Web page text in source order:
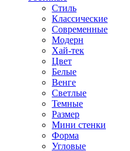
Стиль
Классические
Современные
Модерн
Хай-тек
Цвет
Белые
Венге
Светлые
Темные
Размер
Мини стенки
Форма
Угловые